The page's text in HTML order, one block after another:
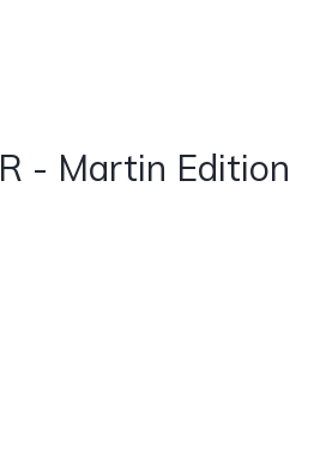
- Martin Edition